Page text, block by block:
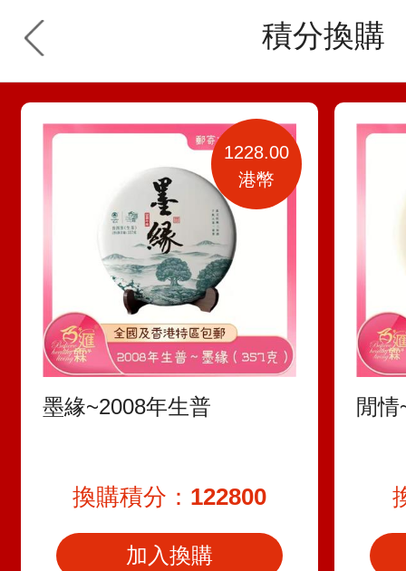
積分換購
墨緣~2008年生普
1228.00
港幣
換購積分： 122800
加入換購
閒